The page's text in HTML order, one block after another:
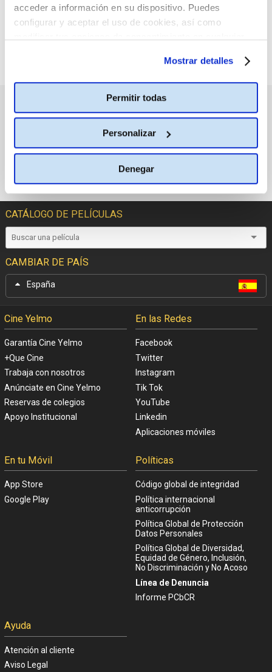
acceder a información en su dispositivo. Puedes
configurar y aceptar el uso de cookies, así como
Mostrar detalles
Permitir todas
Personalizar
Denegar
PRÓXIMOS ESTRENOS
CATÁLOGO DE PELÍCULAS
CAMBIAR DE PAÍS
España
Cine Yelmo
Garantía Cine Yelmo
+Que Cine
Trabaja con nosotros
Anúnciate en Cine Yelmo
Reservas de colegios
Apoyo Institucional
En las Redes
Facebook
Twitter
Instagram
Tik Tok
YouTube
Linkedin
Aplicaciones móviles
En tu Móvil
App Store
Google Play
Políticas
Código global de integridad
Política internacional
anticorrupción
Política Global de Protección
Datos Personales
Política Global de Diversidad,
Equidad de Género, Inclusión,
No Discriminación y No Acoso
Línea de Denuncia
Informe PCbCR
Ayuda
Atención al cliente
Aviso Legal